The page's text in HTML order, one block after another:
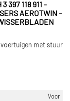
397 118 911 -
AEROTWIN -
met stuur
Voor